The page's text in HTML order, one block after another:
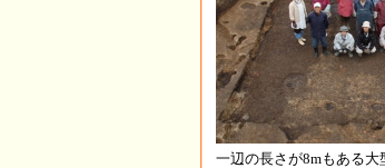
一辺の長さが8mもある大